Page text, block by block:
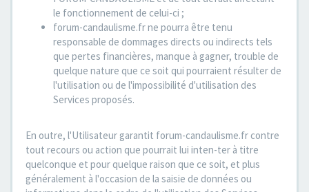
le fonctionnement de celui-ci ;
forum-candaulisme.fr ne pourra être tenu
responsable de dommages directs ou indirects tels
que pertes financières, manque à gagner, trouble de
quelque nature que ce soit qui pourraient résulter de
l'utilisation ou de l'impossibilité d'utilisation des
Services proposés.
En outre, l'Utilisateur garantit forum-candaulisme.fr contre
tout recours ou action que pourrait lui inten-ter à titre
quelconque et pour quelque raison que ce soit, et plus
généralement à l'occasion de la saisie de données ou